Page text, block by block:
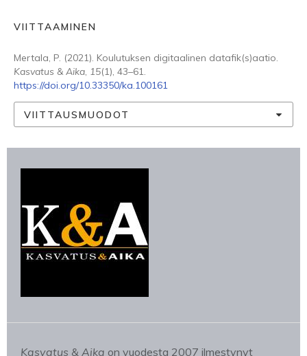
VIITTAAMINEN
Mertala, P. (2021). Koulutuksen digitaalinen datafik(s)aatio.
Kasvatus & Aika, 15(1), 43–61.
https://doi.org/10.33350/ka.100161
VIITTAUSMUODOT
Kasvatus & Aika on vuodesta 2007 ilmestynyt